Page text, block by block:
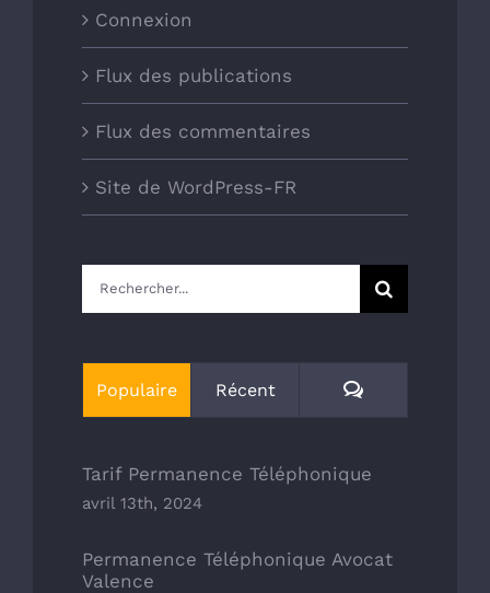
Connexion
Flux des publications
Flux des commentaires
Site de WordPress-FR
Rechercher:
Populaire Récent Commentaires
Tarif Permanence Téléphonique
avril 13th, 2024
Permanence Téléphonique Avocat
Valence